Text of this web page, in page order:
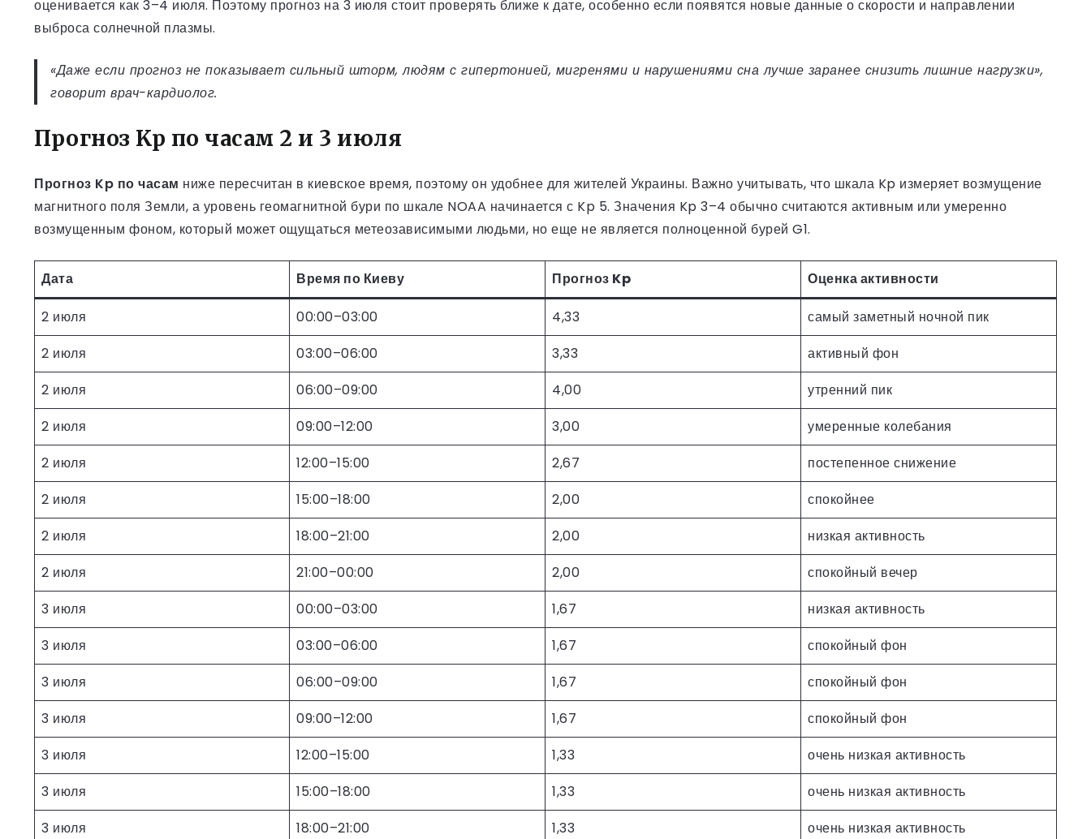
оценивается как 3–4 июля. Поэтому прогноз на 3 июля стоит проверять ближе к дате, особенно если появятся новые данные о скорости и направлении
выброса солнечной плазмы.
«Даже если прогноз не показывает сильный шторм, людям с гипертонией, мигренями и нарушениями сна лучше заранее снизить лишние нагрузки»,
говорит врач-кардиолог.
Прогноз Kp по часам 2 и 3 июля
Прогноз Kp по часам ниже пересчитан в киевское время, поэтому он удобнее для жителей Украины. Важно учитывать, что шкала Kp измеряет возмущение
магнитного поля Земли, а уровень геомагнитной бури по шкале NOAA начинается с Kp 5. Значения Kp 3–4 обычно считаются активным или умеренно
возмущенным фоном, который может ощущаться метеозависимыми людьми, но еще не является полноценной бурей G1.
Дата Время по Киеву Прогноз Kp Оценка активности
2 июля 00:00–03:00 4,33
самый заметный ночной пик
2 июля
03:00–06:00 3,33
активный фон
2 июля
06:00–09:00 4,00
утренний пик
2 июля
09:00–12:00 3,00
умеренные колебания
2 июля
12:00–15:00 2,67
постепенное снижение
2 июля
15:00–18:00 2,00
спокойнее
2 июля
18:00–21:00 2,00
низкая активность
2 июля
21:00–00:00 2,00
спокойный вечер
3 июля
00:00–03:00 1,67
низкая активность
3 июля
03:00–06:00 1,67
спокойный фон
3 июля
06:00–09:00 1,67
спокойный фон
3 июля
09:00–12:00 1,67
спокойный фон
3 июля
12:00–15:00 1,33
очень низкая активность
3 июля
15:00–18:00 1,33
очень низкая активность
3 июля
18:00–21:00 1,33
очень низкая активность